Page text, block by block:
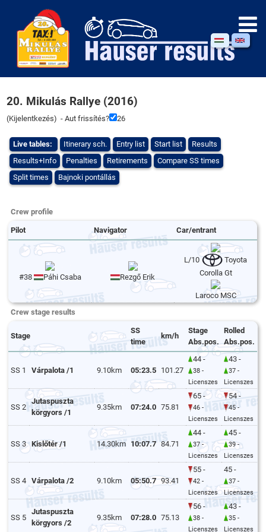
20. Mikulás Rallye (2016)
(Kijelentkezés) - Aut frissítés? 26
Live tables: Itinerary sch. Entry list Start list
Results
Results+Info
Penalties Retirements
Compare SS times
Split times
Bajnoki pontállás
Crew profile
Pilot Navigator Car/entrant
#38 Páhi Csaba Rezgő Erik
L/10
Toyota
Corolla Gt
Laroco MSC
Crew stage results
Stage
SS
time
km/h
Stage
Abs.pos.
Rolled
Abs.pos.
SS 1 Várpalota /1 9.10km 05:23.5 101.27
44 -
38 -
Licenszes
43 -
37 -
Licenszes
SS 2
Jutaspuszta
körgyors /1
9.35km 07:24.0 75.81
65 -
46 -
Licenszes
54 -
45 -
Licenszes
SS 3 Kislőtér /1 14.30km 10:07.7 84.71
44 -
37 -
Licenszes
45 -
39 -
Licenszes
SS 4 Várpalota /2 9.10km 05:50.7 93.41
55 -
42 -
Licenszes
45 -
37 -
Licenszes
SS 5
Jutaspuszta
körgyors /2
9.35km 07:28.0 75.13
56 -
38 -
Licenszes
43 -
35 -
Licenszes